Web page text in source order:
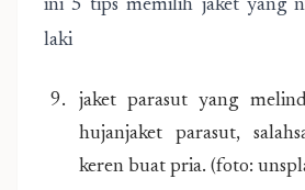
ini 5 tips memilih jaket yang
laki
jaket parasut yang
hujanjaket parasut,
keren buat pria. (foto: